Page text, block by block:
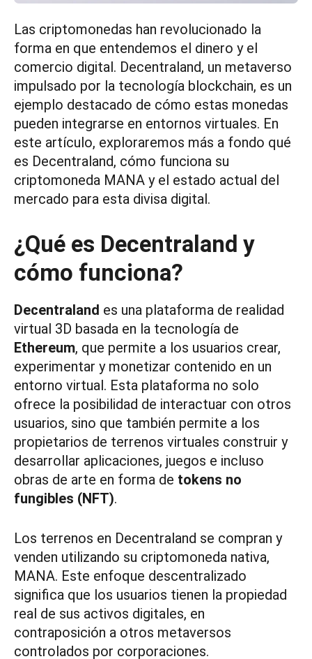
Las criptomonedas han revolucionado la
forma en que entendemos el dinero y el
comercio digital. Decentraland, un metaverso
impulsado por la tecnología blockchain, es un
ejemplo destacado de cómo estas monedas
pueden integrarse en entornos virtuales. En
este artículo, exploraremos más a fondo qué
es Decentraland, cómo funciona su
criptomoneda MANA y el estado actual del
mercado para esta divisa digital.
¿Qué es Decentraland y
cómo funciona?
Decentraland es una plataforma de realidad
virtual 3D basada en la tecnología de
Ethereum, que permite a los usuarios crear,
experimentar y monetizar contenido en un
entorno virtual. Esta plataforma no solo
ofrece la posibilidad de interactuar con otros
usuarios, sino que también permite a los
propietarios de terrenos virtuales construir y
desarrollar aplicaciones, juegos e incluso
obras de arte en forma de tokens no
fungibles (NFT).
Los terrenos en Decentraland se compran y
venden utilizando su criptomoneda nativa,
MANA. Este enfoque descentralizado
significa que los usuarios tienen la propiedad
real de sus activos digitales, en
contraposición a otros metaversos
controlados por corporaciones.